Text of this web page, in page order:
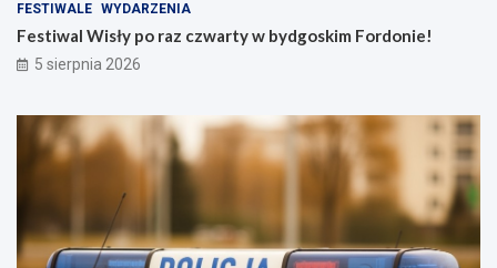
FESTIWALE WYDARZENIA
Festiwal Wisły po raz czwarty w bydgoskim Fordonie!
5 sierpnia 2026